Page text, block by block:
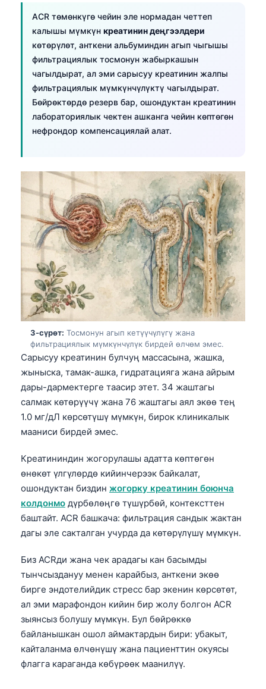
ACR төмөнкүгө чейин эле нормадан четтеп
калышы мүмкүн креатинин деңгээлдери
көтөрүлөт, анткени альбуминдин агып чыгышы
фильтрациялык тосмонун жабыркашын
чагылдырат, ал эми сарысуу креатинин жалпы
фильтрациялык мүмкүнчүлүктү чагылдырат.
Бөйрөктөрдө резерв бар, ошондуктан креатинин
лабораториялык чектен ашканга чейин көптөгөн
нефрондор компенсациялай алат.
3-сүрөт: Тосмонун агып кетүүчүлүгү жана
фильтрациялык мүмкүнчүлүк бирдей өлчөм эмес.
Сарысуу креатинин булчуң массасына, жашка,
жыныска, тамак-ашка, гидратацияга жана айрым
дары-дармектерге таасир этет. 34 жаштагы
салмак көтөрүүчү жана 76 жаштагы аял экөө тең
1.0 мг/дЛ көрсөтүшү мүмкүн, бирок клиникалык
мааниси бирдей эмес.
Креатининдин жогорулашы адатта көптөгөн
өнөкөт үлгүлөрдө кийинчерээк байкалат,
ошондуктан биздин жогорку креатинин боюнча
колдонмо дүрбөлөңгө түшүрбөй, контексттен
баштайт. ACR башкача: фильтрация сандык жактан
дагы эле сакталган учурда да көтөрүлүшү мүмкүн.
Биз ACRди жана чек арадагы кан басымды
тынчсыздануу менен карайбыз, анткени экөө
бирге эндотелийдик стресс бар экенин көрсөтөт,
ал эми марафондон кийин бир жолу болгон ACR
зыянсыз болушу мүмкүн. Бул бөйрөккө
байланышкан ошол аймактардын бири: убакыт,
кайталанма өлчөнүшү жана пациенттин окуясы
флагга караганда көбүрөөк маанилүү.